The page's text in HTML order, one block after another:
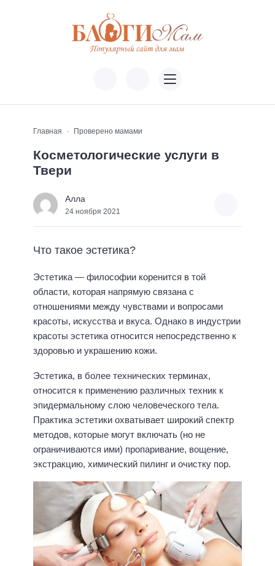
Главная Проверено мамами
Косметологические услуги в
Твери
Алла
24 ноября 2021
Что такое эстетика?
Эстетика — философии коренится в той
области, которая напрямую связана с
отношениями между чувствами и вопросами
красоты, искусства и вкуса. Однако в индустрии
красоты эстетика относится непосредственно к
здоровью и украшению кожи.
Эстетика, в более технических терминах,
относится к применению различных техник к
эпидермальному слою человеческого тела.
Практика эстетики охватывает широкий спектр
методов, которые могут включать (но не
ограничиваются ими) пропаривание, вощение,
экстракцию, химический пилинг и очистку пор.